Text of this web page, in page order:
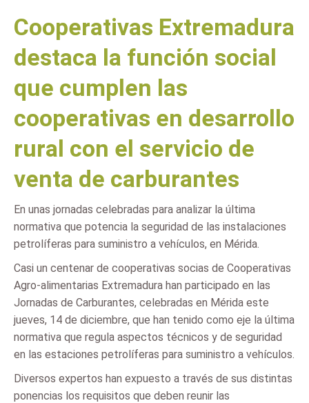
Cooperativas Extremadura
destaca la función social
que cumplen las
cooperativas en desarrollo
rural con el servicio de
venta de carburantes
En unas jornadas celebradas para analizar la última
normativa que potencia la seguridad de las instalaciones
petrolíferas para suministro a vehículos, en Mérida.
Casi un centenar de cooperativas socias de Cooperativas
Agro-alimentarias Extremadura han participado en las
Jornadas de Carburantes, celebradas en Mérida este
jueves, 14 de diciembre, que han tenido como eje la última
normativa que regula aspectos técnicos y de seguridad
en las estaciones petrolíferas para suministro a vehículos.
Diversos expertos han expuesto a través de sus distintas
ponencias los requisitos que deben reunir las